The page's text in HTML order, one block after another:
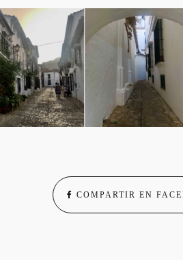
COMPARTIR EN